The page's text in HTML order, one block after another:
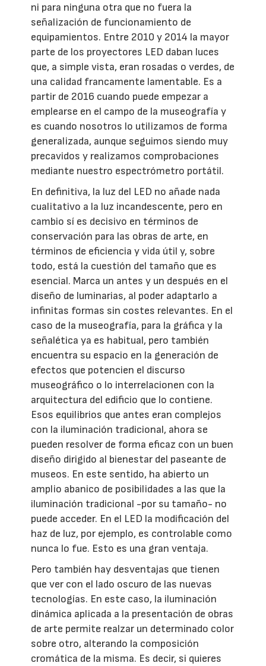
ni para ninguna otra que no fuera la
señalización de funcionamiento de
equipamientos. Entre 2010 y 2014 la mayor
parte de los proyectores LED daban luces
que, a simple vista, eran rosadas o verdes, de
una calidad francamente lamentable. Es a
partir de 2016 cuando puede empezar a
emplearse en el campo de la museografía y
es cuando nosotros lo utilizamos de forma
generalizada, aunque seguimos siendo muy
precavidos y realizamos comprobaciones
mediante nuestro espectrómetro portátil.
En definitiva, la luz del LED no añade nada
cualitativo a la luz incandescente, pero en
cambio sí es decisivo en términos de
conservación para las obras de arte, en
términos de eficiencia y vida útil y, sobre
todo, está la cuestión del tamaño que es
esencial. Marca un antes y un después en el
diseño de luminarias, al poder adaptarlo a
infinitas formas sin costes relevantes. En el
caso de la museografía, para la gráfica y la
señalética ya es habitual, pero también
encuentra su espacio en la generación de
efectos que potencien el discurso
museográfico o lo interrelacionen con la
arquitectura del edificio que lo contiene.
Esos equilibrios que antes eran complejos
con la iluminación tradicional, ahora se
pueden resolver de forma eficaz con un buen
diseño dirigido al bienestar del paseante de
museos. En este sentido, ha abierto un
amplio abanico de posibilidades a las que la
iluminación tradicional -por su tamaño- no
puede acceder. En el LED la modificación del
haz de luz, por ejemplo, es controlable como
nunca lo fue. Esto es una gran ventaja.
Pero también hay desventajas que tienen
que ver con el lado oscuro de las nuevas
tecnologías. En este caso, la iluminación
dinámica aplicada a la presentación de obras
de arte permite realzar un determinado color
sobre otro, alterando la composición
cromática de la misma. Es decir, si quieres